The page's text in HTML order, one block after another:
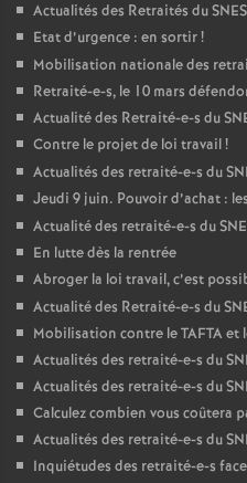
Actualités des Retraités duSNES
Etat d’urgence : en sortir!
Mobilisation nationale des
Retraité-e-s, le 10 mars
Actualité des Retraité-e-s du
Contre le projet de loi travail!
Actualités des retraité-e-s du
Jeudi 9 juin. Pouvoir d’achat :
Actualité des retraité-e-s du
En lutte dès la rentrée
Abroger la loi travail, c’est
Actualité des Retraité-e-s du
Mobilisation contre leTAFTAet
Actualités des retraité-e-s du
Actualités des retraité-e-s du
Calculez combien vous coûtera
Actualités des retraité-e-s du
Inquiétudes des retraité-e-s